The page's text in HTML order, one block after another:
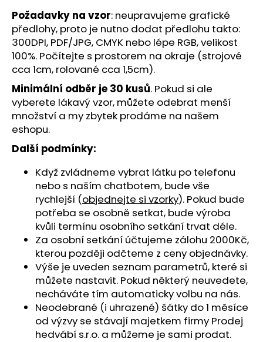
Požadavky na vzor: neupravujeme grafické
předlohy, proto je nutno dodat předlohu takto:
300DPI, PDF/JPG, CMYK nebo lépe RGB, velikost
100%. Počítejte s prostorem na okraje (strojové
cca 1cm, rolované cca 1,5cm).
Minimální odběr je 30 kusů. Pokud si ale
vyberete lákavý vzor, můžete odebrat menší
množství a my zbytek prodáme na našem
eshopu.
Další podmínky:
Když zvládneme vybrat látku po telefonu
nebo s naším chatbotem, bude vše
rychlejší (objednejte si vzorky). Pokud bude
potřeba se osobně setkat, bude výroba
kvůli termínu osobního setkání trvat déle.
Za osobní setkání účtujeme zálohu 2000Kč,
kterou později odčteme z ceny objednávky.
Výše je uveden seznam parametrů, které si
můžete nastavit. Pokud některý neuvedete,
necháváte tím automaticky volbu na nás.
Neodebrané (i uhrazené) šátky do 1 měsíce
od výzvy se stávají majetkem firmy Prodej
hedvábí s.r.o. a můžeme je sami prodat.